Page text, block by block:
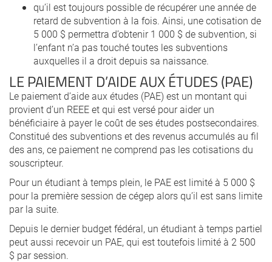
qu’il est toujours possible de récupérer une année de
retard de subvention à la fois. Ainsi, une cotisation de
5 000 $ permettra d’obtenir 1 000 $ de subvention, si
l’enfant n’a pas touché toutes les subventions
auxquelles il a droit depuis sa naissance.
LE PAIEMENT D’AIDE AUX ÉTUDES (PAE)
Le paiement d’aide aux études (PAE) est un montant qui
provient d’un REEE et qui est versé pour aider un
bénéficiaire à payer le coût de ses études postsecondaires.
Constitué des subventions et des revenus accumulés au fil
des ans, ce paiement ne comprend pas les cotisations du
souscripteur.
Pour un étudiant à temps plein, le PAE est limité à 5 000 $
pour la première session de cégep alors qu’il est sans limite
par la suite.
Depuis le dernier budget fédéral, un étudiant à temps partiel
peut aussi recevoir un PAE, qui est toutefois limité à 2 500
$ par session.